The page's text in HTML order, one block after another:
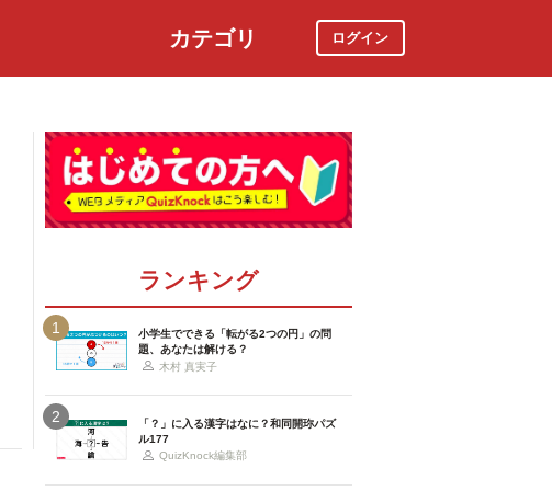
カテゴリ ログイン
ランキング
1
小学生でできる「転がる2つの円」の問
題、あなたは解ける？
木村 真実子
2
「？」に入る漢字はなに？和同開珎パズ
ル177
QuizKnock編集部